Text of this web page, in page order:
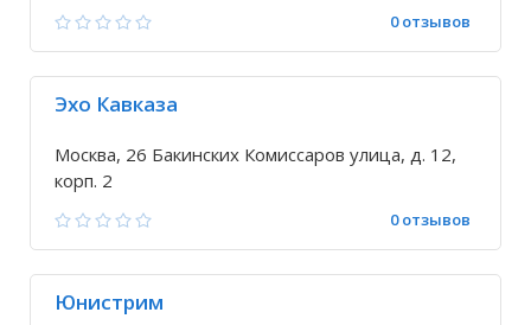
0 отзывов
Эхо Кавказа
Москва, 26 Бакинских Комиссаров улица, д. 12,
корп. 2
0 отзывов
Юнистрим